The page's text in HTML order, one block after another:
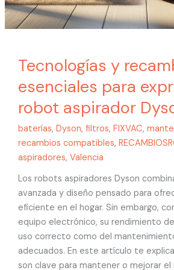
Tecnologías y
esenciales para
robot aspirador
baterías, Dyson, filtros, FIXVAC,
recambios compatibles,
aspiradores, Valencia
Los robots aspiradores Dyson
avanzada y diseño pensado para
eficiente en el hogar. Sin embargo,
equipo electrónico, su rendimiento
uso correcto como del
adecuados. En este artículo te
son clave para mantener o mejorar